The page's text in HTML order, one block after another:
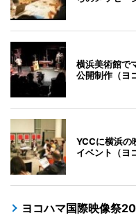
横浜美術館で
公開制作（ヨ
YCCに横浜の
イベント（ヨ
ヨコハマ国際映像祭